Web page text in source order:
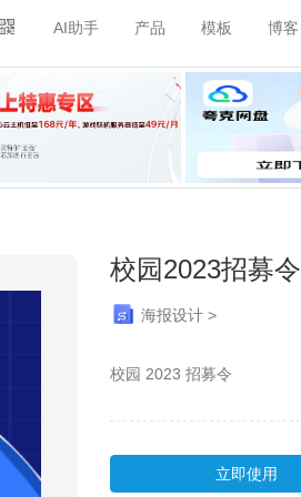
博客
模板
产品
AI助手
校园2023招募令
海报设计 >
校园 2023 招募令
立即使用